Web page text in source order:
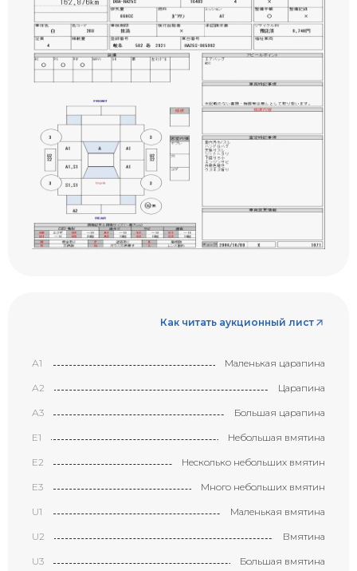
Как читать аукционный лист
А1 Маленькая царапина
А2 Царапина
А3 Большая царапина
Е1 Небольшая вмятина
Е2 Несколько небольших вмятин
Е3 Много небольших вмятин
U1 Маленькая вмятина
U2 Вмятина
U3 Большая вмятина